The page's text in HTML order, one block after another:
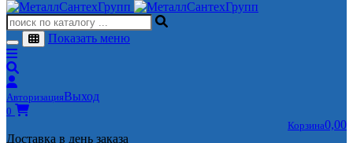
Показать меню
АвторизацияВыход
0
Корзина0,00
Доставка в день заказа